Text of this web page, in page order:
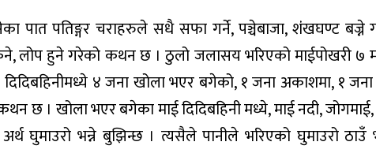
पात पतिङ्गर चराहरुले सधै सफा गर्ने, पञ्चेबाजा, शंंखघण्ट
लोप हुने गरेको कथन छ । ठुलो जलासय भरिएको माईपोखरी ७
४ जना खोला भएर बगेको, १ जना अकाशमा, १
छ । खोला भएर बगेका माई दिदिबहिनी मध्ये, माई नदी,
घुमाउरो भन्ने बुझिन्छ । त्यसैले पानीले भरिएको घुमाउरो